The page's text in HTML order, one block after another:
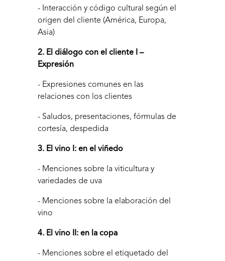
- Interacción y código cultural según el
origen del cliente (América, Europa,
Asia)
2. El diálogo con el cliente I –
Expresión
- Expresiones comunes en las
relaciones con los clientes
- Saludos, presentaciones, fórmulas de
cortesía, despedida
3. El vino I: en el viñedo
- Menciones sobre la viticultura y
variedades de uva
- Menciones sobre la elaboración del
vino
4. El vino II: en la copa
- Menciones sobre el etiquetado del